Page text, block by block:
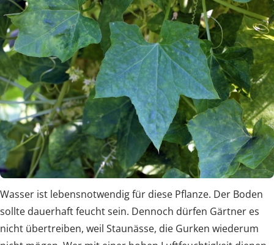
Wasser ist lebensnotwendig für diese Pflanze. Der Boden
sollte dauerhaft feucht sein. Dennoch dürfen Gärtner es
nicht übertreiben, weil Staunässe, die Gurken wiederum